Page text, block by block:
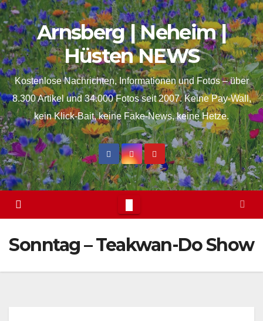
springen
Skip
to
content
Arnsberg | Neheim |
Hüsten NEWS
Kostenlose Nachrichten, Informationen und Fotos – über
8.300 Artikel und 34.000 Fotos seit 2007. Keine Pay-Wall,
kein Klick-Bait, keine Fake-News, keine Hetze.
Sonntag – Teakwan-Do Show